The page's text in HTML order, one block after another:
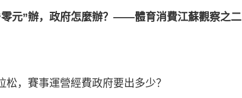
元”辦，政府怎麼辦？——體育消費江蘇觀察之二
，賽事運營經費政府要出多少？